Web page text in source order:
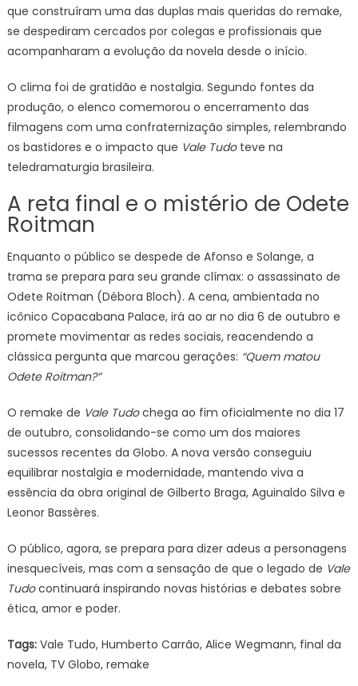
que construíram uma das duplas mais queridas do remake,
se despediram cercados por colegas e profissionais que
acompanharam a evolução da novela desde o início.
O clima foi de gratidão e nostalgia. Segundo fontes da
produção, o elenco comemorou o encerramento das
filmagens com uma confraternização simples, relembrando
os bastidores e o impacto que Vale Tudoteve na
teledramaturgia brasileira.
A reta final e o mistério de Odete
Roitman
Enquanto o público se despede de Afonso e Solange, a
trama se prepara para seu grande clímax: o assassinato de
Odete Roitman (Débora Bloch). A cena, ambientada no
icônico Copacabana Palace, irá ao ar no dia 6 de outubro e
promete movimentar as redes sociais, reacendendo a
clássica pergunta que marcou gerações: “Quem matou
Odete Roitman?”
O remake de Vale Tudochega ao fim oficialmente no dia 17
de outubro, consolidando-se como um dos maiores
sucessos recentes da Globo. A nova versão conseguiu
equilibrar nostalgia e modernidade, mantendo viva a
essência da obra original de Gilberto Braga, Aguinaldo Silva e
Leonor Bassères.
O público, agora, se prepara para dizer adeus a personagens
inesquecíveis, mas com a sensação de que o legado de Vale
Tudocontinuará inspirando novas histórias e debates sobre
ética, amor e poder.
Tags:Vale Tudo, Humberto Carrão, Alice Wegmann, final da
novela, TV Globo, remake